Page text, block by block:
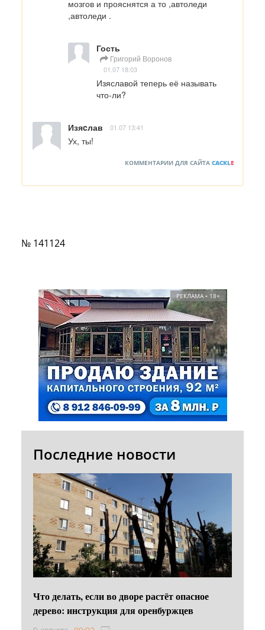
мозгов и прояснятся а то ,автоледи
,автоледи .
Гость
Григорий Воронов
01.07 18:03
Изяславой теперь её называть
что-ли?
Изяcлав 01.07 13:41
Ух, ты!
КОММЕНТАРИИ ДЛЯ САЙТА CACKLE
№ 141124
РЕКЛАМА • 18+
Последние новости
Что делать, если во дворе растёт опасное
дерево: инструкция для оренбуржцев